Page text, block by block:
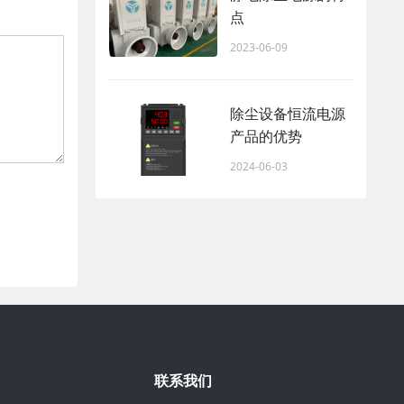
点
2023-06-09
除尘设备恒流电源
产品的优势
2024-06-03
联系我们